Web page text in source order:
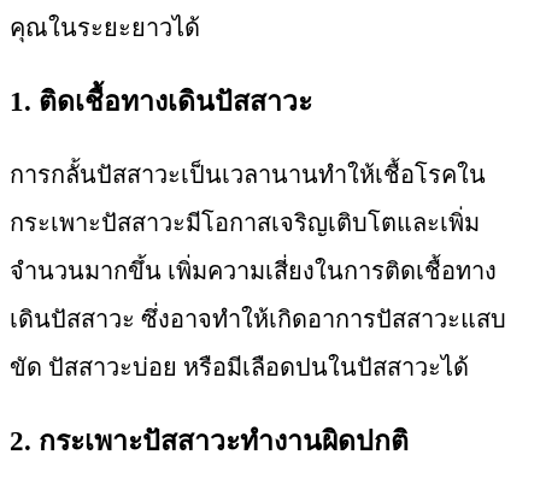
คุณในระยะยาวได้
1. ติดเชื้อทางเดินปัสสาวะ
การกลั้นปัสสาวะเป็นเวลานานทำให้เชื้อโรคใน
กระเพาะปัสสาวะมีโอกาสเจริญเติบโตและเพิ่ม
จำนวนมากขึ้น เพิ่มความเสี่ยงในการติดเชื้อทาง
เดินปัสสาวะ ซึ่งอาจทำให้เกิดอาการปัสสาวะแสบ
ขัด ปัสสาวะบ่อย หรือมีเลือดปนในปัสสาวะได้
2. กระเพาะปัสสาวะทำงานผิดปกติ